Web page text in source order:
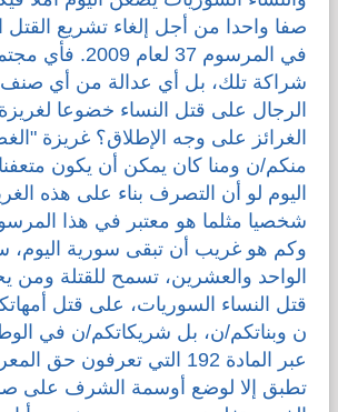
صفا واحدا من أجل إلغاء تشريع القتل
في المرسوم 37 لعام
شراكة تلك، بل أي عدالة من أي
الرجال على قتل النساء خضوعا
الغرائز على وجه الإطلاق؟ غريزة
منكم/ن ومنا كان يمكن أن يكون
اليوم لو أن التصرف بناء على هذه
شخصيا مثلما هو معتبر في هذا
وكم هو غريب أن تبقى سورية اليوم،
الواحد والعشرين، تسمح للقتلة
قتل النساء السوريات، على قتل
ن وبناتكم/ن، بل شريكاتكم/ن في
عبر المادة 192 التي تعرفون حق
تطبق إلا لوضع أوسمة الشرف على